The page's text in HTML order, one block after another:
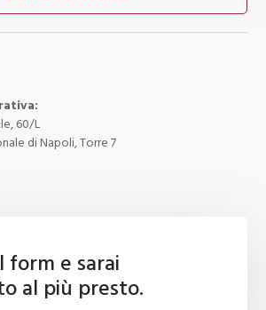
60/L
di Napoli, Torre 7
form e sarai
al più presto.